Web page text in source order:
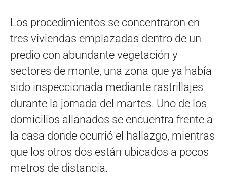
Los procedimientos se concentraron en
tres viviendas emplazadas dentro de un
predio con abundante vegetación y
sectores de monte, una zona que ya había
sido inspeccionada mediante rastrillajes
durante la jornada del martes. Uno de los
domicilios allanados se encuentra frente a
la casa donde ocurrió el hallazgo, mientras
que los otros dos están ubicados a pocos
metros de distancia.